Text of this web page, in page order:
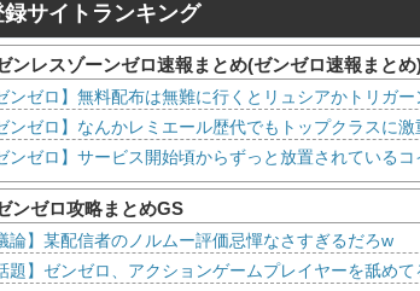
録サイトランキング
ンレスゾーンゼロ速報まとめ(ゼンゼロ速報まとめ
ンゼロ】無料配布は無難に行くとリュシアかトリガー
ンゼロ】なんかレミエール歴代でもトップクラスに激
ンゼロ攻略まとめGS
論】某配信者のノルムー評価忌憚なさすぎるだろw
題】ゼンゼロ、アクションゲームプレイヤーを舐めて